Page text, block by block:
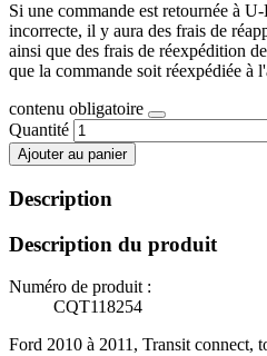
Si une commande est retournée à
incorrecte, il y aura des frais de
ainsi que des frais de réexpédition
que la commande soit réexpédiée à
contenu obligatoire
Quantité
Ajouter au panier
Description
Description du produit
Numéro de produit :
CQT118254
Ford 2010 à 2011, Transit connect,